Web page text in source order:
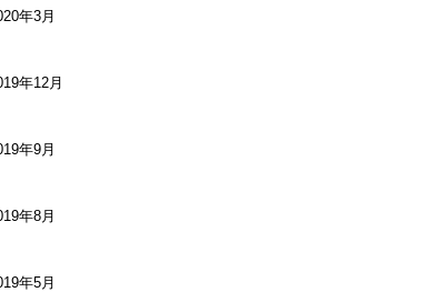
年3月
年12月
年9月
年8月
年5月